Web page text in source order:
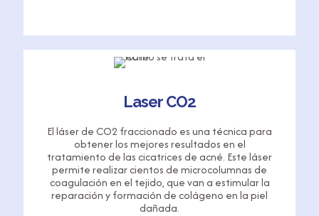
Laser CO2
El láser de CO2 fraccionado es una técnica para
obtener los mejores resultados en el
tratamiento de las cicatrices de acné. Este láser
permite realizar cientos de microcolumnas de
coagulación en el tejido, que van a estimular la
reparación y formación de colágeno en la piel
dañada.